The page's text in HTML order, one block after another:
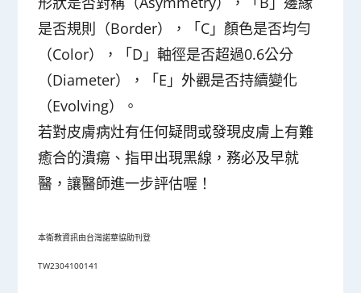
是否規則（Border），「C」顏色是否均勻
（Color），「D」軸徑是否超過0.6公分
（Diameter），「E」外觀是否持續變化
（Evolving）。
若對皮膚病灶有任何疑問或發現皮膚上有難
癒合的潰瘍、指甲出現黑線，務必及早就
醫，讓醫師進一步評估喔！
本衛教資訊由台灣諾華協助刊登
TW2304100141